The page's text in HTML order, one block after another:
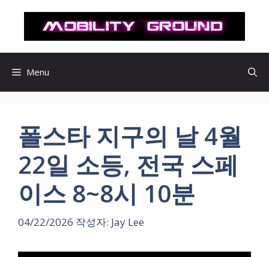
로
Menu
폴스타 지구의 날 4월
22일 소등, 전국 스페
이스 8~8시 10분
04/22/2026 작성자: Jay Lee